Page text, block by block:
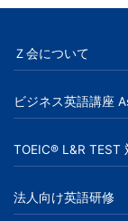
Ｚ会について
ビジネス英語講座
TOEIC® L&R TEST
法人向け英語研修